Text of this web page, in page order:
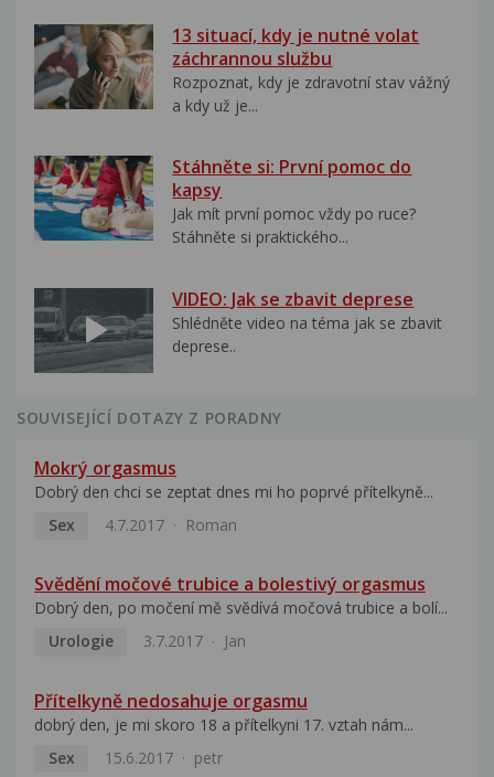
13 situací, kdy je nutné volat
záchrannou službu
Rozpoznat, kdy je zdravotní stav vážný
a kdy už je...
Stáhněte si: První pomoc do
kapsy
Jak mít první pomoc vždy po ruce?
Stáhněte si praktického...
VIDEO: Jak se zbavit deprese
Shlédněte video na téma jak se zbavit
deprese..
SOUVISEJÍCÍ DOTAZY Z PORADNY
Mokrý orgasmus
Dobrý den chci se zeptat dnes mi ho poprvé přítelkyně...
Sex
4.7.2017 Roman
Svědění močové trubice a bolestivý orgasmus
Dobrý den, po močení mě svědívá močová trubice a bolí...
Urologie
3.7.2017 Jan
Přítelkyně nedosahuje orgasmu
dobrý den, je mi skoro 18 a přítelkyni 17. vztah nám...
Sex
15.6.2017 petr